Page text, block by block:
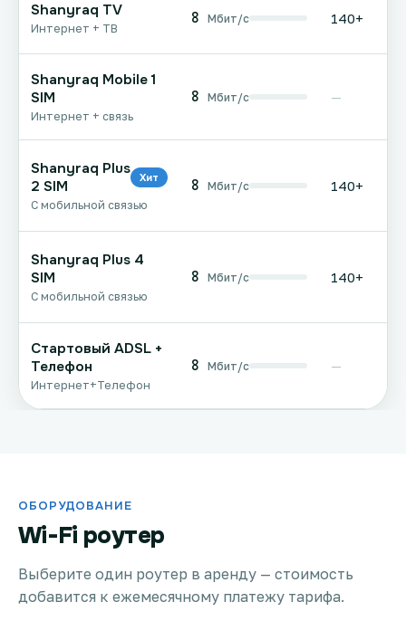
Shanyraq TV
Интернет + ТВ
8 Мбит/с 140+
Shanyraq Mobile 1
SIM
Интернет + связь
8 Мбит/с —
Shanyraq Plus
2 SIM
Хит
С мобильной связью
8 Мбит/с 140+
Shanyraq Plus 4
SIM
С мобильной связью
8 Мбит/с 140+
Стартовый ADSL +
Телефон
Интернет+Телефон
8 Мбит/с —
ОБОРУДОВАНИЕ
Wi-Fi роутер
Выберите один роутер в аренду — стоимость
добавится к ежемесячному платежу тарифа.